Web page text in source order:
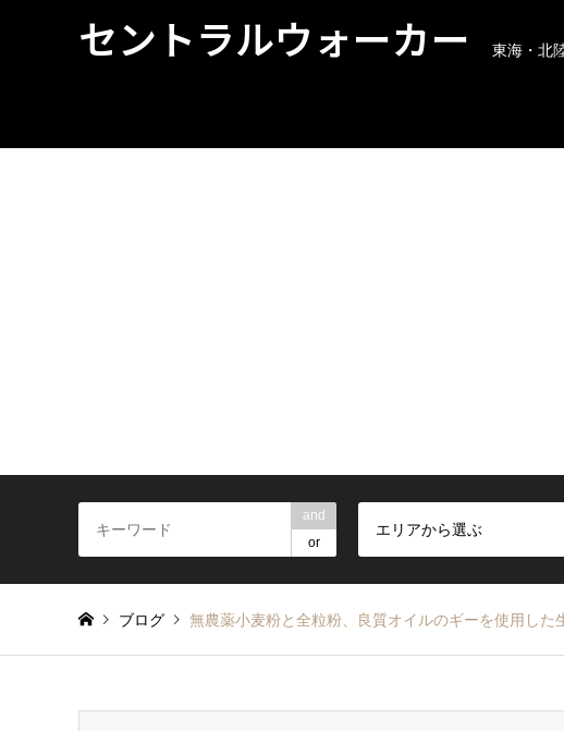
セントラルウォーカー 東海・北
and
or
エリアから選ぶ
ブログ 無農薬小麦粉と全粒粉、良質オイルのギーを使用し